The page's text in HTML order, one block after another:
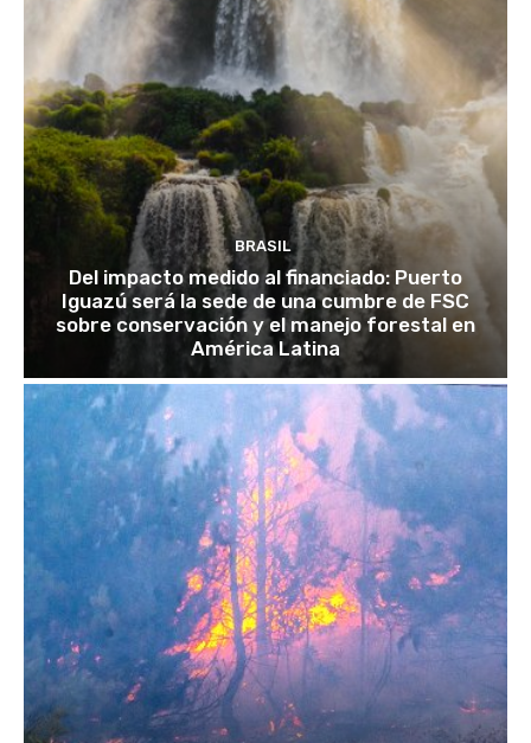
BRASIL
Del impacto medido al financiado: Puerto
Iguazú será la sede de una cumbre de FSC
sobre conservación y el manejo forestal en
América Latina